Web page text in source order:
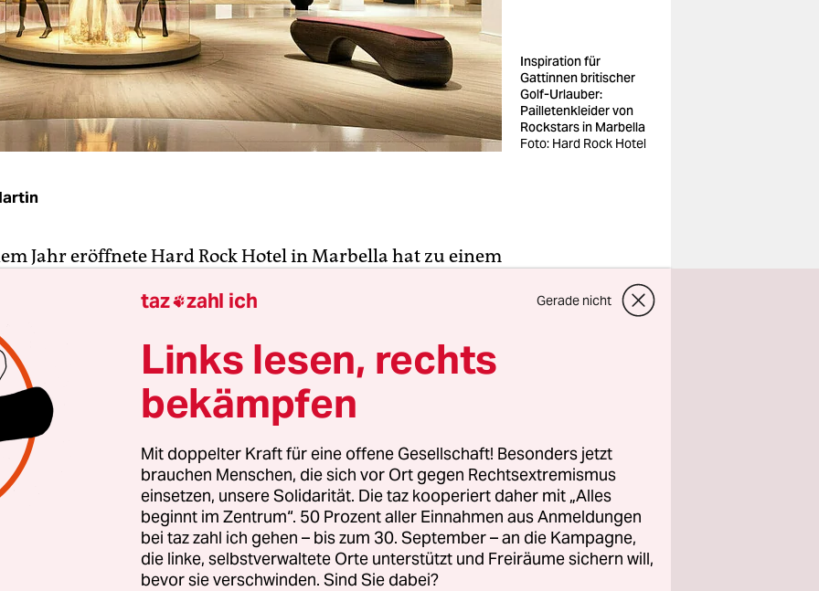
Inspiration für
Gattinnen britischer
Golf-Urlauber:
Pailletenkleider von
Rockstars in Marbella
Foto: Hard Rock Hotel
Jahr eröffnete Hard Rock Hotel in Marbella hat zu einem
des Hoteltesters sagt sich: Nehmen wir mit. Nur kein
„Würd ich nie machen“-Snobismus.
schwierig werden würde, für
das Millionärs-Milliardärs-
auch genannt „Luxus- und Korruptionshauptstadt
progressiven Dreh zu finden. Außer, denkt der
spiele – zwecks späterer Literarisierung – wieder mal
das nicht bereits in Lateinamerika funktioniert?
taz zahl ich Gerade nicht
Links lesen, rechts
bekämpfen
Mit doppelter Kraft für eine offene Gesellschaft! Besonders jetzt
brauchen Menschen, die sich vor Ort gegen Rechtsextremismus
einsetzen, unsere Solidarität. Die taz kooperiert daher mit „Alles
beginnt im Zentrum“. 50 Prozent aller Einnahmen aus Anmeldungen
bei taz zahl ich gehen – bis zum 30. September – an die Kampagne,
die linke, selbstverwaltete Orte unterstützt und Freiräume sichern will,
bevor sie verschwinden. Sind Sie dabei?